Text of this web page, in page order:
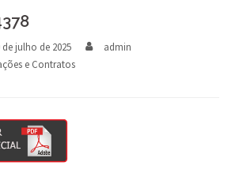
de julho de 2025
admin
e Contratos